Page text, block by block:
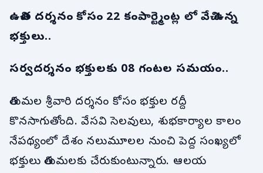
ఉచిత దర్శనం కోసం 22 కంపార్ట్మెంట్ల లో వేచి ఉన్న
భక్తులు..
సర్వదర్శనం భక్తులకు 08 గంటల సమయం..
తిరుమల శ్రీవారి దర్శనం కోసం భక్తుల రద్దీ
కొనసాగుతోంది. వేసవి సెలవులు, శుభకార్యాల కాలం
నేపథ్యంలో దేశం నలుమూలల నుంచి పెద్ద సంఖ్యలో
భక్తులు తిరుమలకు చేరుకుంటున్నారు. ఆలయ